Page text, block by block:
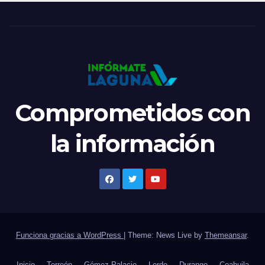
Comprometidos con
la información
Funciona gracias a WordPress Theme: News Live by Themeansar.